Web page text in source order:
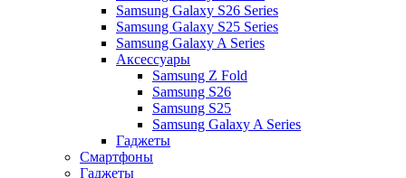
Samsung Galaxy S26 Series
Samsung Galaxy S25 Series
Samsung Galaxy A Series
Аксессуары
Samsung Z Fold
Samsung S26
Samsung S25
Samsung Galaxy A Series
Гаджеты
Смартфоны
Гаджеты